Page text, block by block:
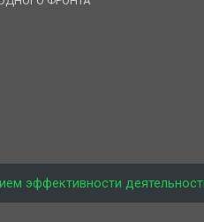
эффективности